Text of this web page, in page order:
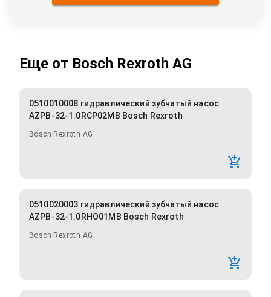
Еще от Bosch Rexroth AG
0510010008 гидравлический зубчатый насос
AZPB-32-1.0RCP02MB Bosch Rexroth
Bosch Rexroth AG
0510020003 гидравлический зубчатый насос
AZPB-32-1.0RHO01MB Bosch Rexroth
Bosch Rexroth AG